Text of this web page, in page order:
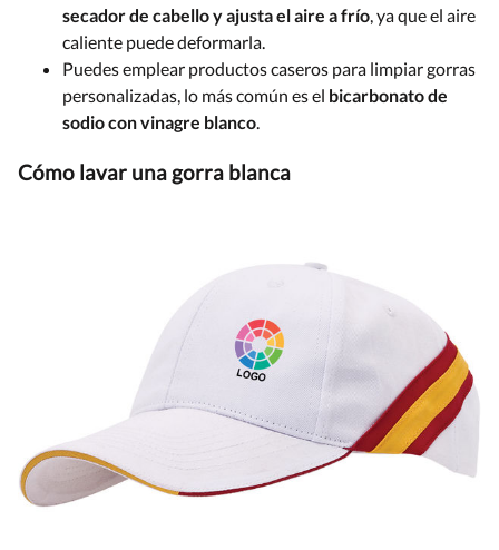
secador de cabello y ajusta el aire a frío , ya que el aire
caliente puede deformarla.
Puedes emplear productos caseros para limpiar gorras
personalizadas, lo más común es el bicarbonato de
sodio con vinagre blanco
Cómo lavar una gorra blanca